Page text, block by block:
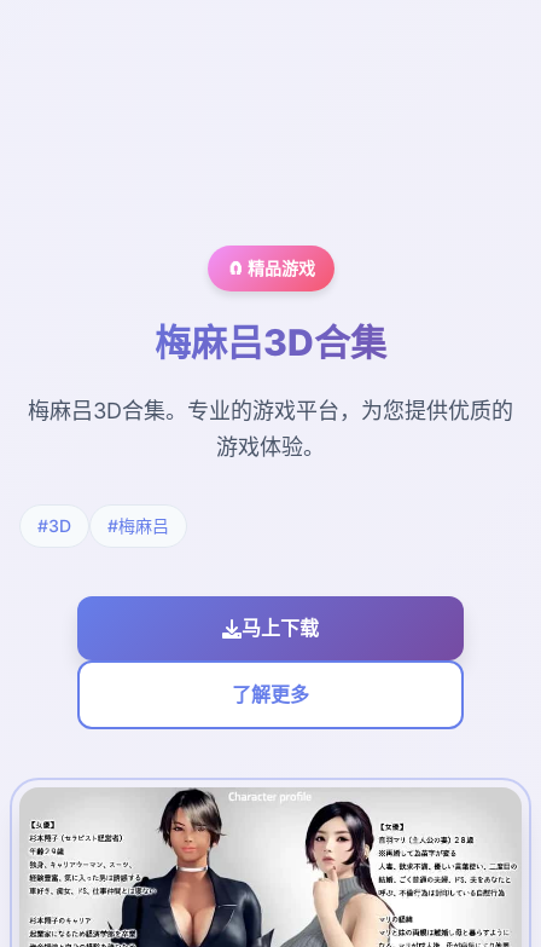
🧲 精品游戏
梅麻吕3D合集
梅麻吕3D合集。专业的游戏平台，为您提供优质的
游戏体验。
#3D #梅麻吕
马上下载
了解更多